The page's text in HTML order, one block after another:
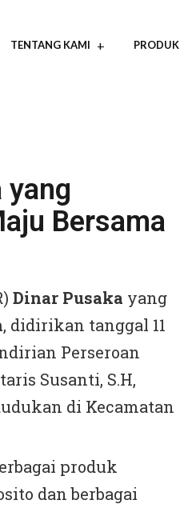
TENTANG KAMI PRODUK
yang
Bersama
Dinar Pusaka yang
, didirikan tanggal 11
Perseroan
Susanti, S.H,
di Kecamatan
produk
dan berbagai